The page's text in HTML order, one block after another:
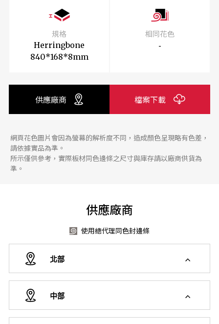
規格
Herringbone
840*168*8mm
相同花色
-
供應廠商 檔案下載
網頁花色圖片會因為螢幕的解析度不同，造成顏色呈現略有色差，
請依據實品為準。
所示僅供參考，實際板材同色邊條之尺寸與庫存請以廠商供貨為
準。
供應廠商
使用總代理同色封邊條
北部
中部